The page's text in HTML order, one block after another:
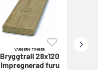
VARBERG TIMBER
Bryggtrall 28x120
Impregnerad furu